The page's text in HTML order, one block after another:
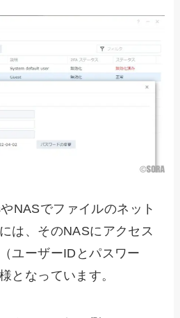
NASでファイルのネット
は、そのNASにアクセス
ユーザーIDとパスワー
となっています。